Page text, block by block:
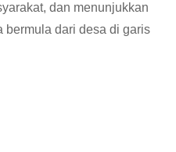
dan menunjukkan
bermula dari desa di garis